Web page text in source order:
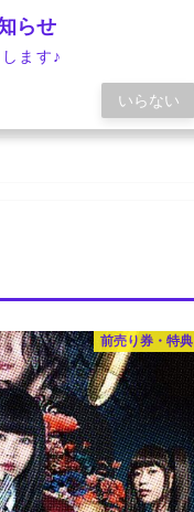
前売り券・特典
らせ
ます♪
いらない